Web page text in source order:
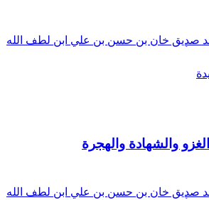
صديق خان بن حسن بن علي ابن لطف الله
أبو الطيب
والشهادة والهجرة
صديق خان بن حسن بن علي ابن لطف الله